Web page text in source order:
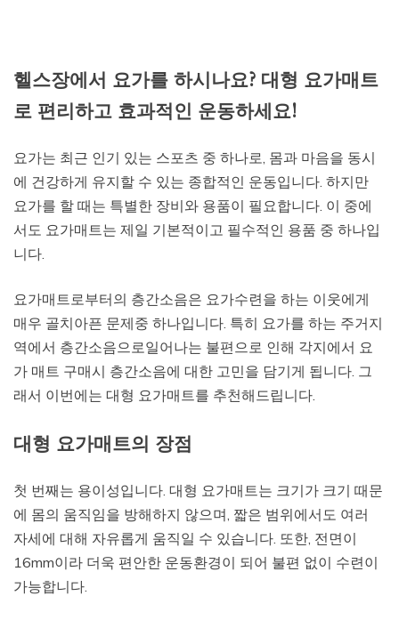
헬스장에서 요가를 하시나요? 대형 요가매트
로 편리하고 효과적인 운동하세요!
요가는 최근 인기 있는 스포츠 중 하나로, 몸과 마음을 동시
에 건강하게 유지할 수 있는 종합적인 운동입니다. 하지만
요가를 할 때는 특별한 장비와 용품이 필요합니다. 이 중에
서도 요가매트는 제일 기본적이고 필수적인 용품 중 하나입
니다.
요가매트로부터의 층간소음은 요가수련을 하는 이웃에게
매우 골치아픈 문제중 하나입니다. 특히 요가를 하는 주거지
역에서 층간소음으로일어나는 불편으로 인해 각지에서 요
가 매트 구매시 층간소음에 대한 고민을 담기게 됩니다. 그
래서 이번에는 대형 요가매트를 추천해드립니다.
대형 요가매트의 장점
첫 번째는 용이성입니다. 대형 요가매트는 크기가 크기 때문
에 몸의 움직임을 방해하지 않으며, 짧은 범위에서도 여러
자세에 대해 자유롭게 움직일 수 있습니다. 또한, 전면이
16mm이라 더욱 편안한 운동환경이 되어 불편 없이 수련이
가능합니다.